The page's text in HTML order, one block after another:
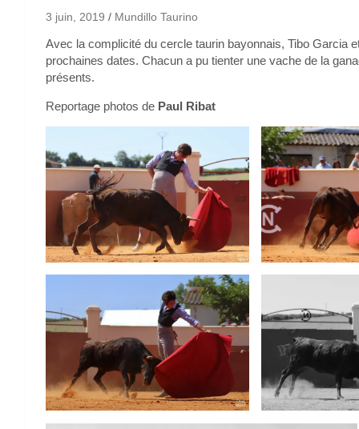
3 juin, 2019 Mundillo Taurino
Avec la complicité du cercle taurin bayonnais, Tibo Garcia
prochaines dates. Chacun a pu tienter une vache de la
présents.
Reportage photos de Paul Ribat